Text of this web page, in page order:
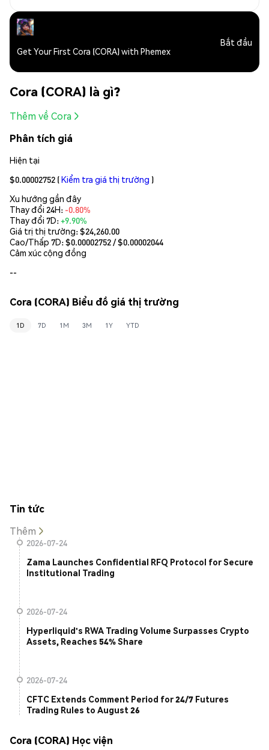
Get Your First Cora (CORA) with Phemex
Bắt đầu
Cora (CORA) là gì?
Thêm về Cora
Phân tích giá
Hiện tại
$0.00002752 (Kiểm tra giá thị trường )
Xu hướng gần đây
Thay đổi 24H: -0.80%
Thay đổi 7D:+9.90%
Giá trị thị trường:$24,260.00
Cao/Thấp 7D: $0.00002752/ $0.00002044
Cảm xúc cộng đồng
--
Cora (CORA) Biểu đồ giá thị trường
1D 7D 1M 3M 1Y YTD
Tin tức
Thêm
2026-07-24
Zama Launches Confidential RFQ Protocol for Secure
Institutional Trading
2026-07-24
Hyperliquid's RWA Trading Volume Surpasses Crypto
Assets, Reaches 54% Share
2026-07-24
CFTC Extends Comment Period for 24/7 Futures
Trading Rules to August 26
Cora (CORA) Học viện